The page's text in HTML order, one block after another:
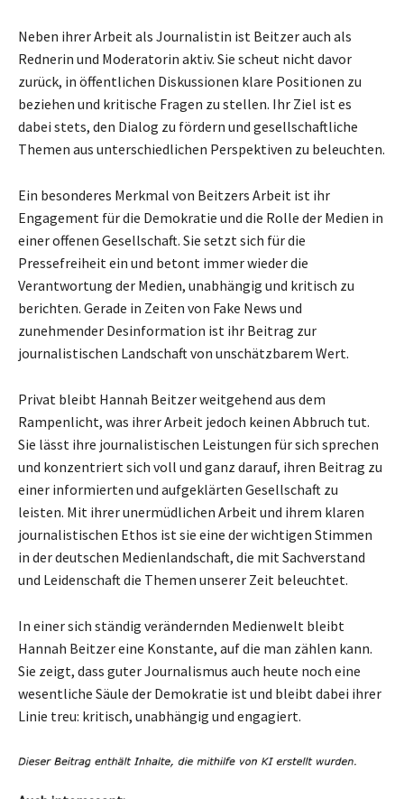
Neben ihrer Arbeit als Journalistin ist Beitzer auch als
Rednerin und Moderatorin aktiv. Sie scheut nicht davor
zurück, in öffentlichen Diskussionen klare Positionen zu
beziehen und kritische Fragen zu stellen. Ihr Ziel ist es
dabei stets, den Dialog zu fördern und gesellschaftliche
Themen aus unterschiedlichen Perspektiven zu beleuchten.
Ein besonderes Merkmal von Beitzers Arbeit ist ihr
Engagement für die Demokratie und die Rolle der Medien in
einer offenen Gesellschaft. Sie setzt sich für die
Pressefreiheit ein und betont immer wieder die
Verantwortung der Medien, unabhängig und kritisch zu
berichten. Gerade in Zeiten von Fake News und
zunehmender Desinformation ist ihr Beitrag zur
journalistischen Landschaft von unschätzbarem Wert.
Privat bleibt Hannah Beitzer weitgehend aus dem
Rampenlicht, was ihrer Arbeit jedoch keinen Abbruch tut.
Sie lässt ihre journalistischen Leistungen für sich sprechen
und konzentriert sich voll und ganz darauf, ihren Beitrag zu
einer informierten und aufgeklärten Gesellschaft zu
leisten. Mit ihrer unermüdlichen Arbeit und ihrem klaren
journalistischen Ethos ist sie eine der wichtigen Stimmen
in der deutschen Medienlandschaft, die mit Sachverstand
und Leidenschaft die Themen unserer Zeit beleuchtet.
In einer sich ständig verändernden Medienwelt bleibt
Hannah Beitzer eine Konstante, auf die man zählen kann.
Sie zeigt, dass guter Journalismus auch heute noch eine
wesentliche Säule der Demokratie ist und bleibt dabei ihrer
Linie treu: kritisch, unabhängig und engagiert.